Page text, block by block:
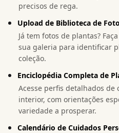
precisos de rega.
Upload de Biblioteca de
Já tem fotos de plantas?
sua galeria para identificar
coleção.
Enciclopédia Completa de
Acesse perfis detalhados de
interior, com orientações
variedade a prosperar.
Calendário de Cuidados